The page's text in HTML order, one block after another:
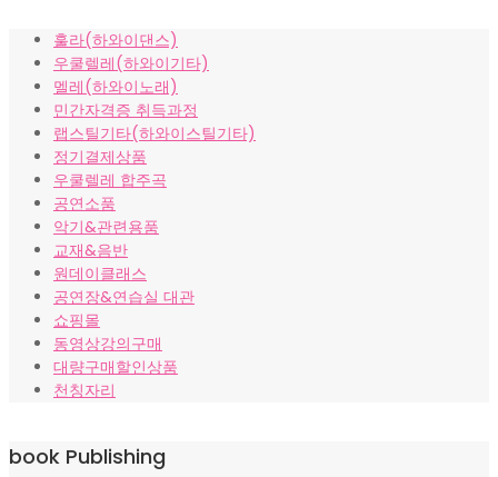
격:
₩10,000.
격:
₩8,000.
훌라(하와이댄스)
우쿨렐레(하와이기타)
멜레(하와이노래)
민간자격증 취득과정
랩스틸기타(하와이스틸기타)
정기결제상품
우쿨렐레 합주곡
공연소품
악기&관련용품
교재&음반
원데이클래스
공연장&연습실 대관
쇼핑몰
동영상강의구매
대량구매할인상품
천칭자리
book Publishing